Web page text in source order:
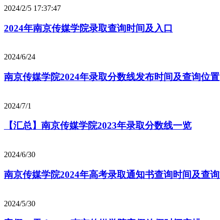
2024/2/5 17:37:47
2024年南京传媒学院录取查询时间及入口
2024/6/24
南京传媒学院2024年录取分数线发布时间及查询位置
2024/7/1
【汇总】南京传媒学院2023年录取分数线一览
2024/6/30
南京传媒学院2024年高考录取通知书查询时间及查
2024/5/30